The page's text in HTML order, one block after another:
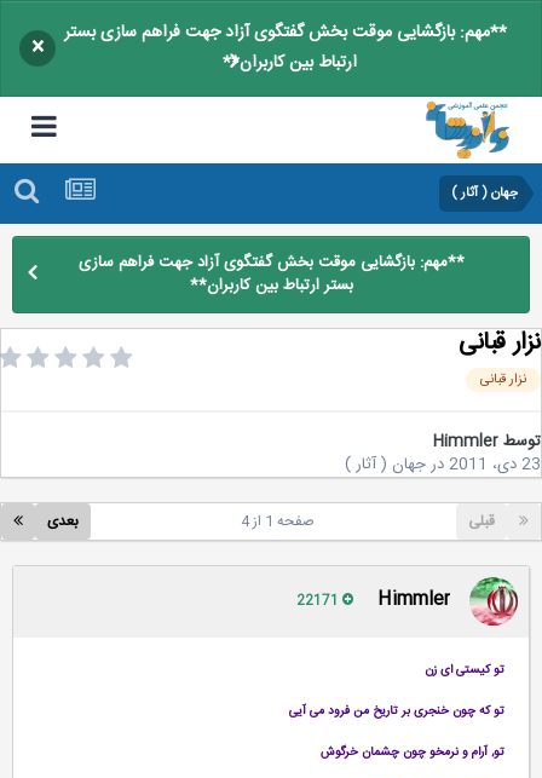
**مهم: بازگشایی موقت بخش گفتگوی آزاد جهت فراهم سازی بستر
ارتباط بین کاربران**
×
جهان ( آثار )
**مهم: بازگشایی موقت بخش گفتگوی آزاد جهت فراهم سازی
بستر ارتباط بین کاربران**
قبانی
قبانی
Himmler
درجهان ( آثار )
قبلی بعدی صفحه 1 از 4
Himmler
تو کیستی ای زن
تو که چون خنجری بر تاریخ من فرود می آیی
تو, آرام و نرمخو چون چشمان خرگوش